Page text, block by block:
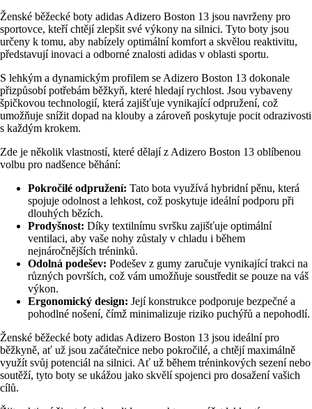
Ženské běžecké boty adidas Adizero Boston 13 jsou navrženy pro
sportovce, kteří chtějí zlepšit své výkony na silnici. Tyto boty jsou
určeny k tomu, aby nabízely optimální komfort a skvělou reaktivitu,
představují inovaci a odborné znalosti adidas v oblasti sportu.
S lehkým a dynamickým profilem se Adizero Boston 13 dokonale
přizpůsobí potřebám běžkyň, které hledají rychlost. Jsou vybaveny
špičkovou technologií, která zajišťuje vynikající odpružení, což
umožňuje snížit dopad na klouby a zároveň poskytuje pocit odrazivosti
s každým krokem.
Zde je několik vlastností, které dělají z Adizero Boston 13 oblíbenou
volbu pro nadšence běhání:
Pokročilé odpružení: Tato bota využívá hybridní pěnu, která
spojuje odolnost a lehkost, což poskytuje ideální podporu při
dlouhých bězích.
Prodyšnost: Díky textilnímu svršku zajišťuje optimální
ventilaci, aby vaše nohy zůstaly v chladu i během
nejnáročnějších tréninků.
Odolná podešev: Podešev z gumy zaručuje vynikající trakci na
různých površích, což vám umožňuje soustředit se pouze na váš
výkon.
Ergonomický design: Její konstrukce podporuje bezpečné a
pohodlné nošení, čímž minimalizuje riziko puchýřů a nepohodlí.
Ženské běžecké boty adidas Adizero Boston 13 jsou ideální pro
běžkyně, ať už jsou začátečnice nebo pokročilé, a chtějí maximálně
využít svůj potenciál na silnici. Ať už během tréninkových sezení nebo
soutěží, tyto boty se ukážou jako skvělí spojenci pro dosažení vašich
cílů.